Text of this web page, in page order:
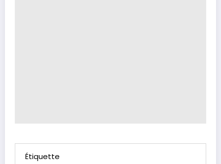
Étiquette